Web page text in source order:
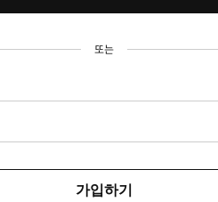
또는
가입하기